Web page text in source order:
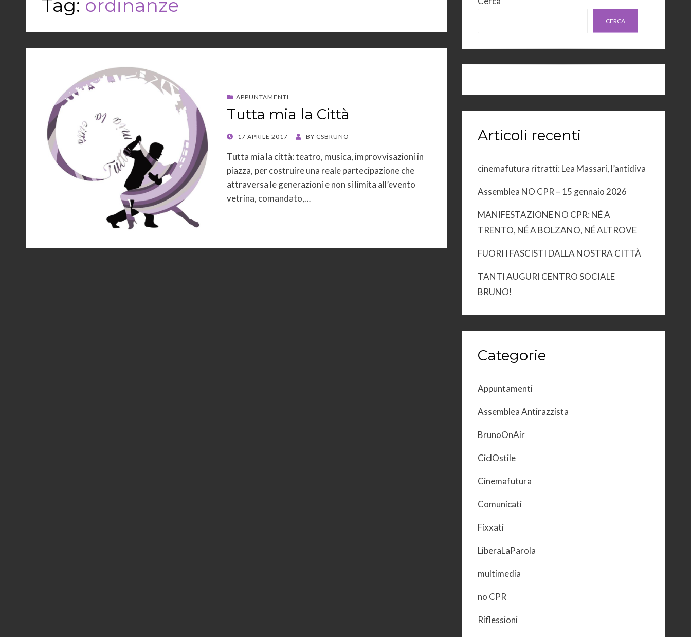
Tag: ordinanze
APPUNTAMENTI
Tutta mia la Città
POSTED
17 APRILE 2017 BY CSBRUNO
Tutta mia la città: teatro, musica, improvvisazioni in
piazza, per costruire una reale partecipazione che
attraversa le generazioni e non si limita all’evento
vetrina, comandato,…
CERCA
Articoli recenti
cinemafutura ritratti: Lea Massari, l’antidiva
Assemblea NO CPR – 15 gennaio 2026
MANIFESTAZIONE NO CPR: NÉ A
TRENTO, NÉ A BOLZANO, NÉ ALTROVE
FUORI I FASCISTI DALLA NOSTRA CITTÀ
TANTI AUGURI CENTRO SOCIALE
BRUNO!
Categorie
Appuntamenti
Assemblea Antirazzista
BrunoOnAir
CiclOstile
Cinemafutura
Comunicati
Fixxati
LiberaLaParola
multimedia
no CPR
Riflessioni